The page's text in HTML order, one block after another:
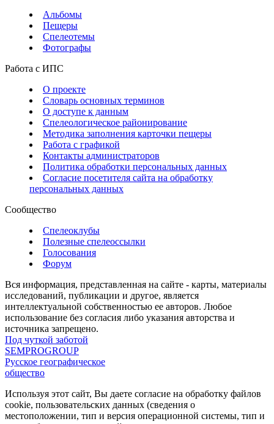
Альбомы
Пещеры
Спелеотемы
Фотографы
Работа с ИПС
О проекте
Словарь основных терминов
О доступе к данным
Спелеологическое районирование
Методика заполнения карточки пещеры
Работа с графикой
Контакты администраторов
Политика обработки персональных данных
Согласие посетителя сайта на обработку
персональных данных
Сообщество
Спелеоклубы
Полезные спелеоссылки
Голосования
Форум
Вся информация, представленная на сайте - карты, материалы
исследований, публикации и другое, является
интеллектуальной собственностью ее авторов. Любое
использование без согласия либо указания авторства и
источника запрещено.
Под чуткой заботой
SEMPROGROUP
Русское географическое
общество
Используя этот сайт, Вы даете согласие на обработку файлов
cookie, пользовательских данных (сведения о
местоположении, тип и версия операционной системы, тип и